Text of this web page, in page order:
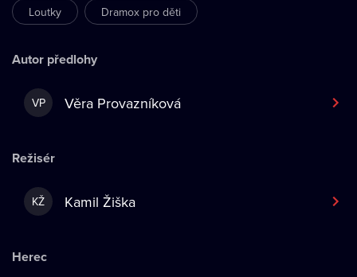
Loutky Dramox pro děti
Autor předlohy
VP Věra Provazníková
Režisér
KŽ Kamil Žiška
Herec